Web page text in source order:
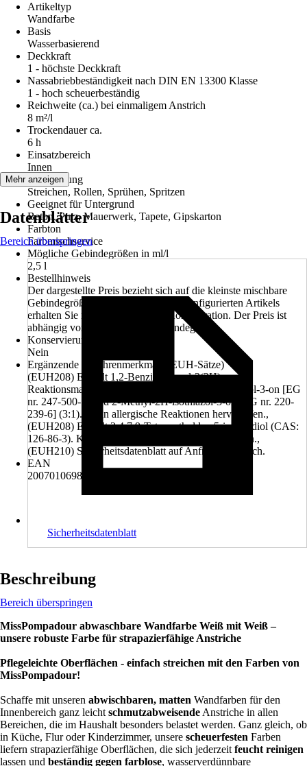
Artikeltyp
Wandfarbe
Basis
Wasserbasierend
Deckkraft
1 - höchste Deckkraft
Nassabriebbeständigkeit nach DIN EN 13300 Klasse
1 - hoch scheuerbeständig
Reichweite (ca.) bei einmaligem Anstrich
8 m²/l
Trockendauer ca.
6 h
Einsatzbereich
Innen
Verarbeitung
Streichen, Rollen, Sprühen, Spritzen
Geeignet für Untergrund
Beton, Putz, Mauerwerk, Tapete, Gipskarton
Farbton
Farbmischservice
Mögliche Gebindegrößen in ml/l
2,5 l
Bestellhinweis
Der dargestellte Preis bezieht sich auf die kleinste mischbare
Gebindegröße. Den Preis des fertig konfigurierten Artikels
erhalten Sie nach Abschluss der Konfiguration. Der Preis ist
abhängig von der gewählten Gebindegröße.
Konservierungsmittelfrei
Nein
Ergänzende Gefahrenmerkmale (EUH-Sätze)
(EUH208) Enthält 1,2-Benzisothiazol-3(2H)-on,
Reaktionsmasse aus: 5-Chlor-2-methyl-2H-isothiazol-3-on [EG
nr. 247-500-7] und 2-Methyl-2H-isothiazol-3-on [EG nr. 220-
239-6] (3:1). Kann allergische Reaktionen hervorrufen.,
(EUH208) Enthält 2,4,7,9-Tetramethyldec-5-in-4,7-diol (CAS:
126-86-3). Kann allergische Reaktionen hervorrufen.,
(EUH210) Sicherheitsdatenblatt auf Anfrage erhältlich.
EAN
2007010698539
Mehr anzeigen
Datenblätter
Bereich überspringen
Sicherheitsdatenblatt
Beschreibung
Bereich überspringen
MissPompadour abwaschbare Wandfarbe Weiß mit Weiß –
unsere robuste Farbe für strapazierfähige Anstriche
Pflegeleichte Oberflächen - einfach streichen mit den Farben von
MissPompadour!
Schaffe mit unseren abwischbaren, matten Wandfarben für den
Innenbereich ganz leicht schmutzabweisende Anstriche in allen
Bereichen, die im Haushalt besonders belastet werden. Ganz gleich, ob
in Küche, Flur oder Kinderzimmer, unsere scheuerfesten Farben
liefern strapazierfähige Oberflächen, die sich jederzeit feucht reinigen
lassen und beständig gegen farblose, wasserverdünnbare